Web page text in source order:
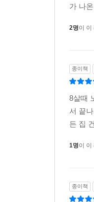
가 나
2명이 이
종이책
8살때
서 끝
든 집
1명이 이
종이책